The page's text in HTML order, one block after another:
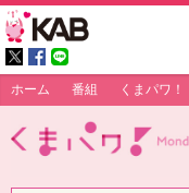
ホーム 番組 くまパワ！